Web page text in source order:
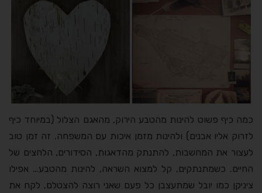
כמה כיף פשוט להינות מהטבע הירוק, מהאגם הצלול (במיוחד כיף
לזרוק אליו אבנים) ולהינות מזמן איכות עם המשפחה. זה זמן טוב
לעצור את המחשבות, להתנתק מהדאגות, הסידורים, הלחצים של
החיים. כשמתנתקים, קל למצוא השראה, להינות מהטבע… אפילו
ציניקן כמו יובל שמתעצבן כל פעם שאני רוצה להצטלם, לקח את